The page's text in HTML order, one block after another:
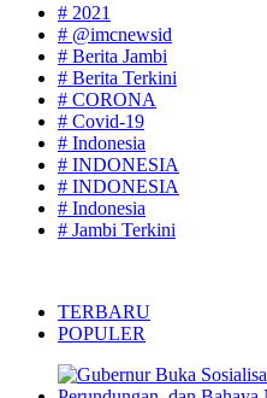
# 2021
# @imcnewsid
# Berita Jambi
# Berita Terkini
# CORONA
# Covid-19
# Indonesia
# INDONESIA
# INDONESIA
# Indonesia
# Jambi Terkini
TERBARU
POPULER